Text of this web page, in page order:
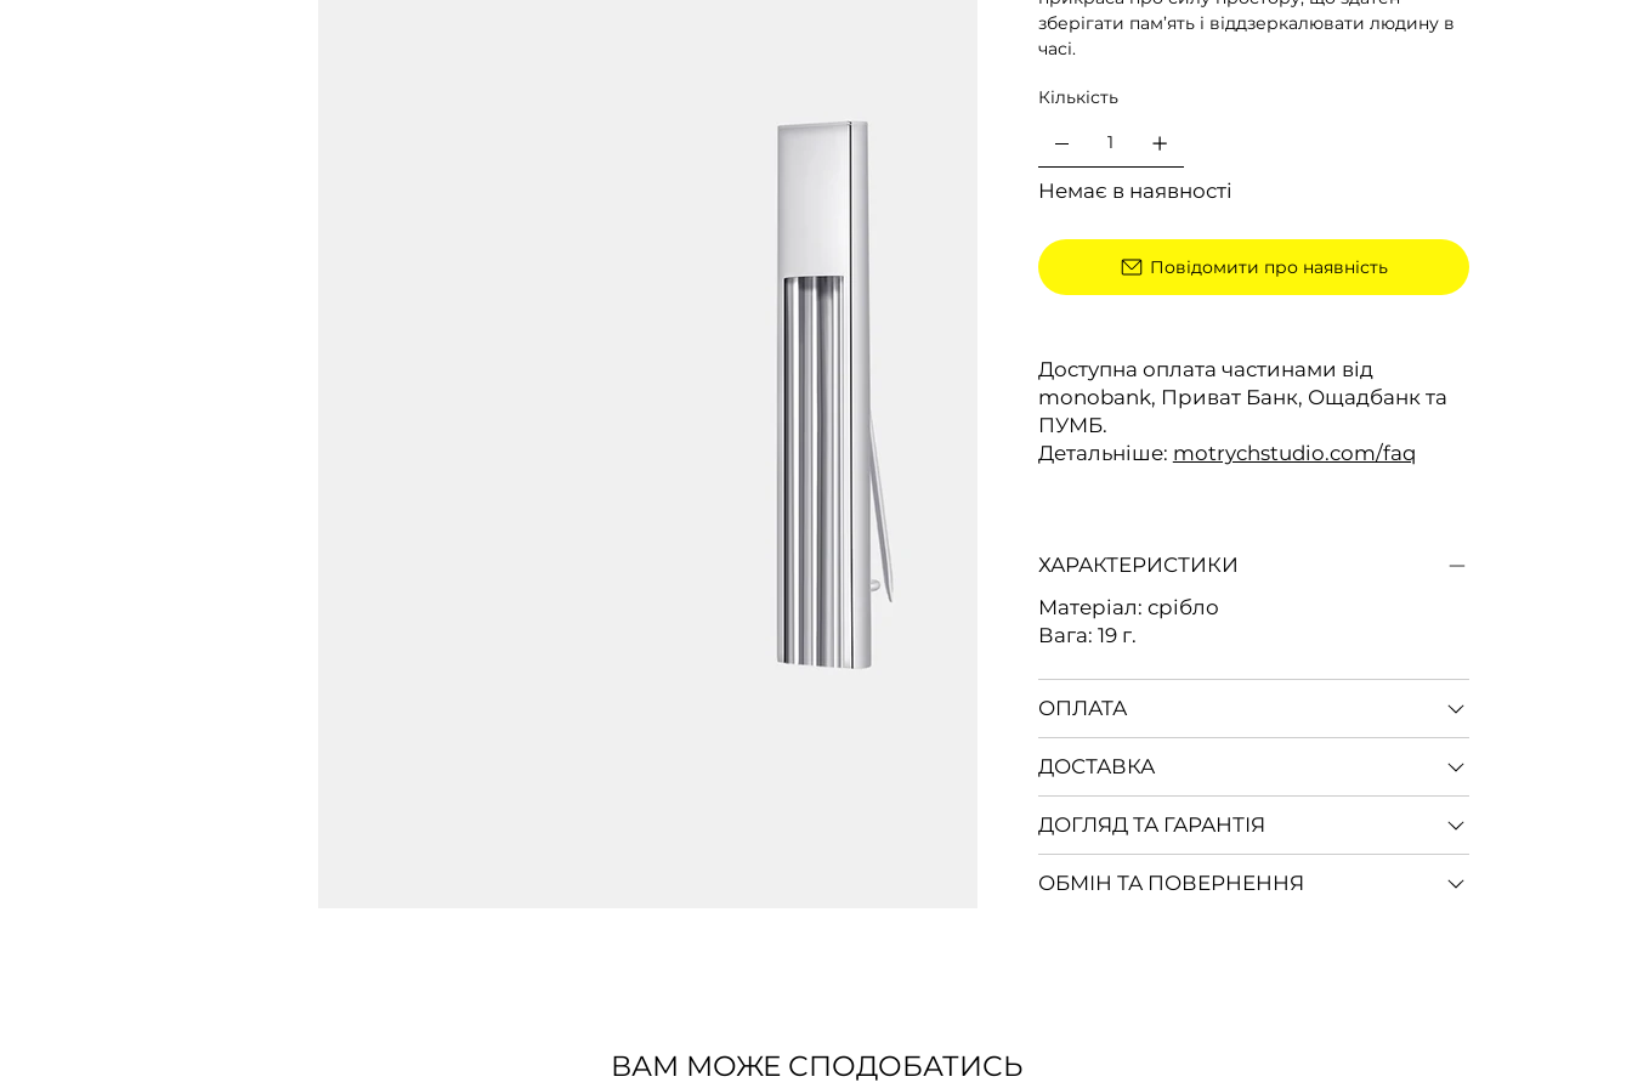
зберігати пам’ять і віддзеркалювати людину в
часі.
Кількість
Немає в наявності
Повідомити про наявність
Доступна оплата частинами від
monobank, Приват Банк, Ощадбанк та
ПУМБ.
Детальніше: motrychstudio.com/faq
ХАРАКТЕРИСТИКИ
Матеріал: срібло
Вага: 19 г.
ОПЛАТА
ДОСТАВКА
ДОГЛЯД ТА ГАРАНТІЯ
ОБМІН ТА ПОВЕРНЕННЯ
ВАМ МОЖЕ СПОДОБАТИСЬ